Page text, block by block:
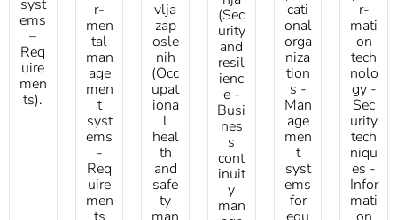
syst
ems
–
Req
uire
men
ts).
r­
men
tal
man
age
men
t
syst
ems
-
Req
uire
men
vlja
zap
osle
nih
(Occ
upat
iona
l
heal
th
and
safe
ty
(Sec
u­ri­ty
and
resil
ienc
e -
Busi
nes
s
cont
inuit
y
man
cati
onal
orga
niza
tion
s -
Man
age
men
t
syst
ems
for
r­
mati
on
tech
nolo
gy -
Sec
urity
tech
niqu
es -
Infor
mati